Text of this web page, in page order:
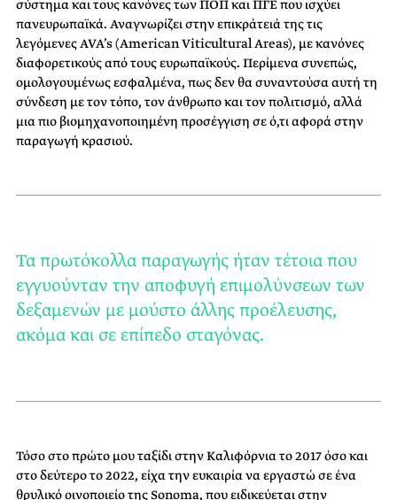
σύστημα και τους κανόνες των ΠΟΠ και ΠΓΕ που ισχύει
πανευρωπαϊκά. Αναγνωρίζει στην επικράτειά της τις
λεγόμενες AVA’s (American Viticultural Areas), με κανόνες
διαφορετικούς από τους ευρωπαϊκούς. Περίμενα συνεπώς,
ομολογουμένως εσφαλμένα, πως δεν θα συναντούσα αυτή τη
σύνδεση με τον τόπο, τον άνθρωπο και τον πολιτισμό, αλλά
μια πιο βιομηχανοποιημένη προσέγγιση σε ό,τι αφορά στην
παραγωγή κρασιού.
Τα πρωτόκολλα παραγωγής ήταν τέτοια που
εγγυoύνταν την αποφυγή επιμολύνσεων των
δεξαμενών με μούστο άλλης προέλευσης,
ακόμα και σε επίπεδο σταγόνας.
Τόσο στο πρώτο μου ταξίδι στην Καλιφόρνια το 2017 όσο και
στο δεύτερο το 2022, είχα την ευκαιρία να εργαστώ σε ένα
θρυλικό οινοποιείο της Sonoma, που ειδικεύεται στην